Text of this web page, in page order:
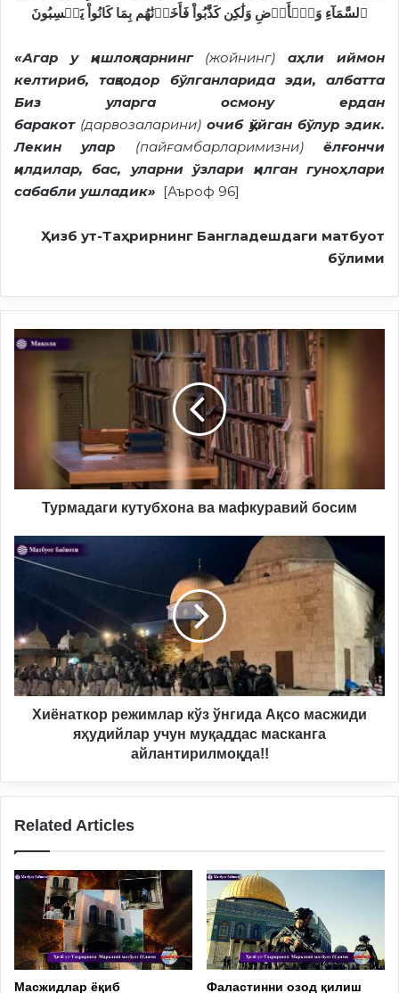
ٱلسَّمَآءِ وَٱلۡأَرۡضِ وَلَٰكِن كَذَّبُواْ فَأَخَذۡنَٰهُم بِمَا كَانُواْ يَكۡسِبُونَ
«Агар у қишлоқларнинг (жойнинг) аҳли иймон
келтириб, тақводор бўлганларида эди, албатта
Биз уларга осмону ердан
баракот (дарвозаларини) очиб қўйган бўлур эдик.
Лекин улар (пайғамбарларимизни)ёлғончи
қилдилар, бас, уларни ўзлари қилган гуноҳлари
сабабли ушладик» [Аъроф 96]
Ҳизб ут-Таҳрирнинг Бангладешдаги матбуот
бўлими
Турмадаги
мафкуравий
Турмадаги кутубхона ва мафкуравий босим
Хиёнаткор
режимлар
Ақсо
масжиди
яҳудийлар
учун
муқаддас
масканга
айлантирилмоқда!!
Хиёнаткор режимлар кўз ўнгида Ақсо масжиди
яҳудийлар учун муқаддас масканга
айлантирилмоқда!!
Related Articles
Масжидлар ёқиб Фаластинни озод қилиш